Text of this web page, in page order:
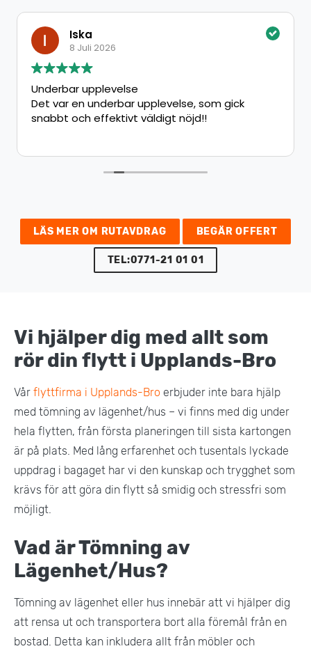
Iska
8 Juli 2026
Underbar upplevelse
Det var en underbar upplevelse, som gick
snabbt och effektivt väldigt nöjd!!
LÄS MER OM RUTAVDRAG BEGÄR OFFERT
TEL:0771-21 01 01
Vi hjälper dig med allt som
rör din flytt i Upplands-Bro
Vår flyttfirma i Upplands-Bro erbjuder inte bara hjälp
med tömning av lägenhet/hus – vi finns med dig under
hela flytten, från första planeringen till sista kartongen
är på plats. Med lång erfarenhet och tusentals lyckade
uppdrag i bagaget har vi den kunskap och trygghet som
krävs för att göra din flytt så smidig och stressfri som
möjligt.
Vad är Tömning av
Lägenhet/Hus?
Tömning av lägenhet eller hus innebär att vi hjälper dig
att rensa ut och transportera bort alla föremål från en
bostad. Detta kan inkludera allt från möbler och